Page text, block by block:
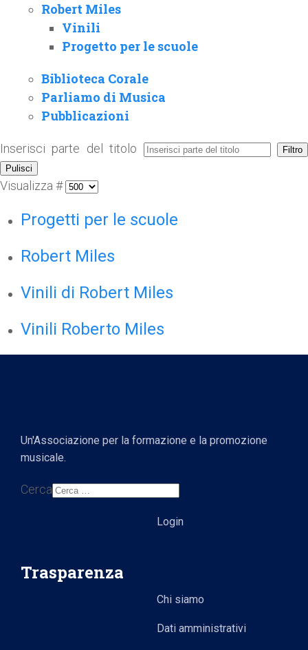
Robert Miles
Vinili
Progetto per le scuole
Biblioteca Corale
Parliamo di Musica
Pubblicazioni
Inserisci parte del titolo
Filtro
Pulisci
Visualizza #
Progetti per le scuole
Robert Miles
Vinili di Robert Miles
Vinili Roberto Miles
Un'Associazione per la formazione e la promozione
musicale.
Cerca
Login
Trasparenza
Chi siamo
Dati amministrativi